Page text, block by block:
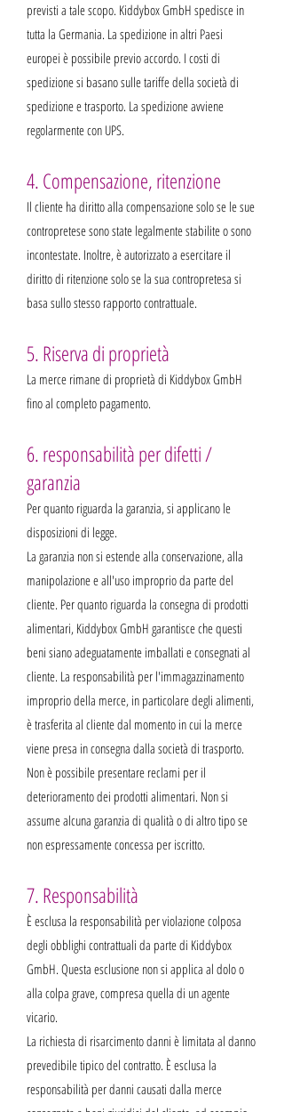
previsti a tale scopo. Kiddybox GmbH spedisce in
tutta la Germania. La spedizione in altri Paesi
europei è possibile previo accordo. I costi di
spedizione si basano sulle tariffe della società di
spedizione e trasporto. La spedizione avviene
regolarmente con UPS.
4. Compensazione, ritenzione
Il cliente ha diritto alla compensazione solo se le sue
contropretese sono state legalmente stabilite o sono
incontestate. Inoltre, è autorizzato a esercitare il
diritto di ritenzione solo se la sua contropretesa si
basa sullo stesso rapporto contrattuale.
5. Riserva di proprietà
La merce rimane di proprietà di Kiddybox GmbH
fino al completo pagamento.
6. responsabilità per difetti /
garanzia
Per quanto riguarda la garanzia, si applicano le
disposizioni di legge.
La garanzia non si estende alla conservazione, alla
manipolazione e all'uso improprio da parte del
cliente. Per quanto riguarda la consegna di prodotti
alimentari, Kiddybox GmbH garantisce che questi
beni siano adeguatamente imballati e consegnati al
cliente. La responsabilità per l'immagazzinamento
improprio della merce, in particolare degli alimenti,
è trasferita al cliente dal momento in cui la merce
viene presa in consegna dalla società di trasporto.
Non è possibile presentare reclami per il
deterioramento dei prodotti alimentari. Non si
assume alcuna garanzia di qualità o di altro tipo se
non espressamente concessa per iscritto.
7. Responsabilità
È esclusa la responsabilità per violazione colposa
degli obblighi contrattuali da parte di Kiddybox
GmbH. Questa esclusione non si applica al dolo o
alla colpa grave, compresa quella di un agente
vicario.
La richiesta di risarcimento danni è limitata al danno
prevedibile tipico del contratto. È esclusa la
responsabilità per danni causati dalla merce